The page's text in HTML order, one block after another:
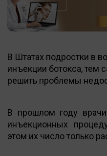
В Штатах подростки в
инъекции ботокса,
решить проблемы
В прошлом году
инъекционных
этом их число только